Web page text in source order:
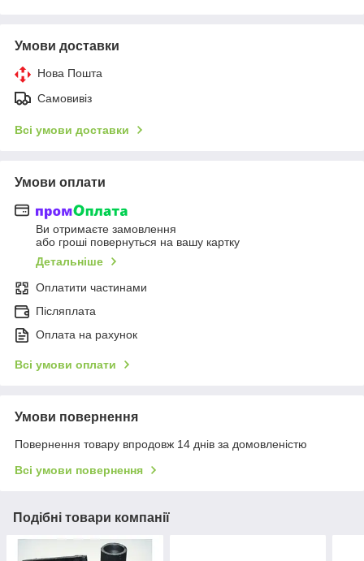
Умови доставки
Нова Пошта
Самовивіз
Всі умови доставки
Умови оплати
Ви отримаєте замовлення
або гроші повернуться на вашу картку
Детальніше
Оплатити частинами
Післяплата
Оплата на рахунок
Всі умови оплати
Умови повернення
Повернення товару впродовж 14 днів за домовленістю
Всі умови повернення
Подібні товари компанії